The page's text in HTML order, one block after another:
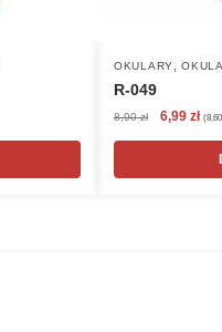
OKULARY ,
R-049
8,90zł
Pierwotna
8,90 zł.
6,99 zł (